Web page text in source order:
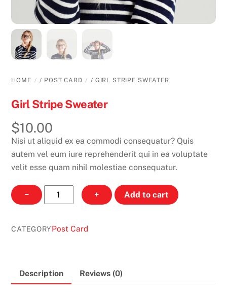
HOME / POST CARD / GIRL STRIPE SWEATER
Girl Stripe Sweater
$10.00
Nisi ut aliquid ex ea commodi consequatur? Quis
autem vel eum iure reprehenderit qui in ea voluptate
velit esse quam nihil molestiae consequatur.
−
Girl
Stripe
quantity
+ Add to cart
CATEGORYPost Card
Description Reviews (0)